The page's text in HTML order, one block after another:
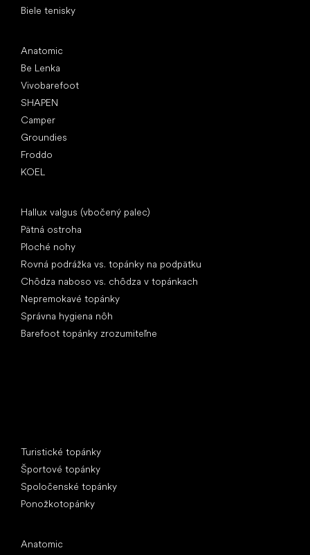
Biele tenisky
Anatomic
Be Lenka
Vivobarefoot
SHAPEN
Camper
Groundies
Froddo
KOEL
Hallux valgus (vbočený palec)
Pätná ostroha
Ploché nohy
Rovná podrážka vs. topánky na podpätku
Chôdza naboso vs. chôdza v topánkach
Nepremokavé topánky
Správna hygiena nôh
Barefoot topánky zrozumiteľne
Turistické topánky
Športové topánky
Spoločenské topánky
Ponožkotopánky
Anatomic